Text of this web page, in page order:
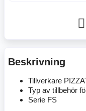
Beskrivning
Tillverkare
Typ av tillbehör
Serie FS